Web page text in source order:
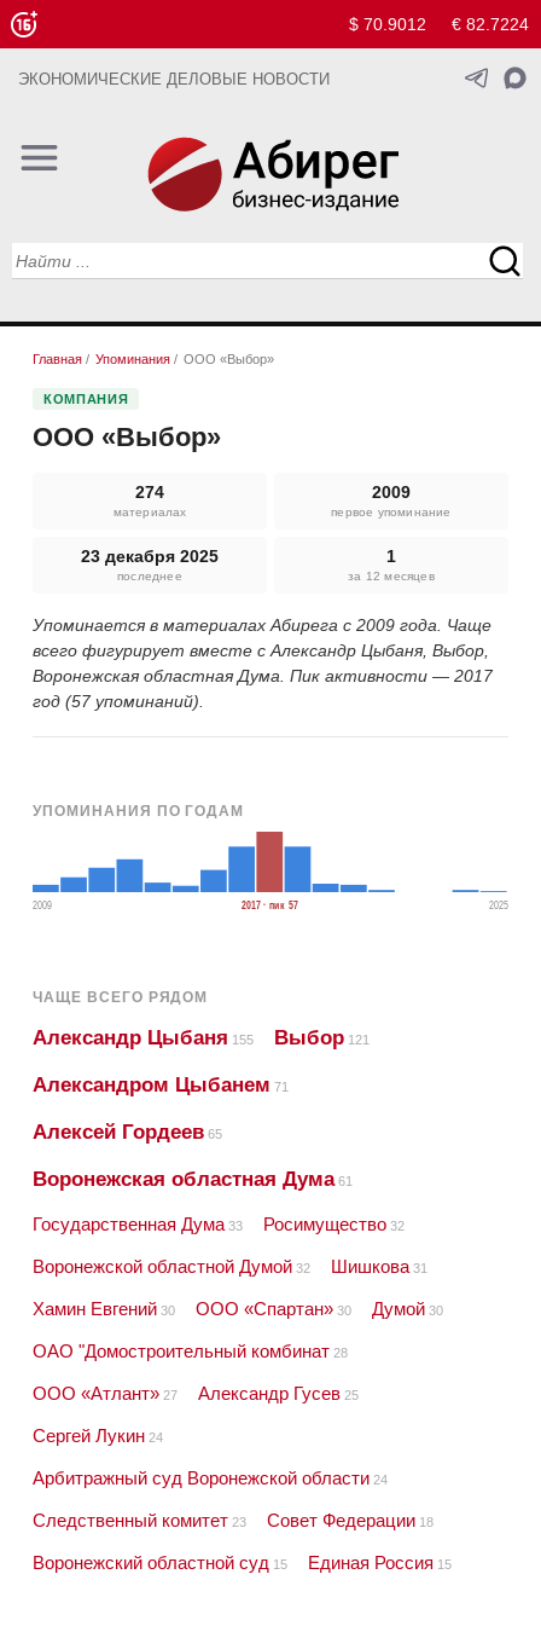
$ 70.9012 € 82.7224
ЭКОНОМИЧЕСКИЕ ДЕЛОВЫЕ НОВОСТИ
Главная / Упоминания / ООО «Выбор»
КОМПАНИЯ
ООО «Выбор»
274
материалах
2009
первое упоминание
23 декабря 2025
последнее
1
за 12 месяцев
Упоминается в материалах Абирега с 2009 года. Чаще
всего фигурирует вместе с Александр Цыбаня, Выбор,
Воронежская областная Дума. Пик активности — 2017
год (57 упоминаний).
УПОМИНАНИЯ ПО ГОДАМ
2009 2017 · пик 57 2025
ЧАЩЕ ВСЕГО РЯДОМ
Александр Цыбаня 155 Выбор 121
Александром Цыбанем 71
Алексей Гордеев 65
Воронежская областная Дума61
Государственная Дума 33 Росимущество 32
Воронежской областной Думой 32 Шишкова 31
Хамин Евгений 30 ООО «Спартан» 30 Думой 30
ОАО "Домостроительный комбинат 28
ООО «Атлант» 27 Александр Гусев 25
Сергей Лукин 24
Арбитражный суд Воронежской области 24
Следственный комитет 23 Совет Федерации 18
Воронежский областной суд 15 Единая Россия 15